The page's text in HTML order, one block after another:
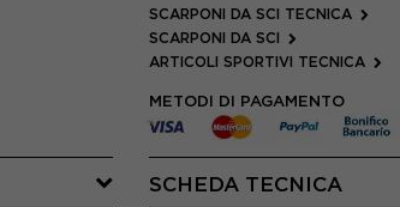
SCARPONI DA SCI TECNICA
SCARPONI DA SCI
ARTICOLI SPORTIVI TECNICA
METODI DI PAGAMENTO
SCHEDA TECNICA